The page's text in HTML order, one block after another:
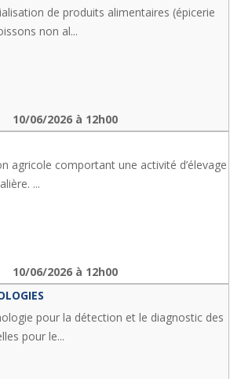
de produits alimentaires (épicerie
non al...
10/06/2026 à 12h00
agricole comportant une activité d’élevage
...
10/06/2026 à 12h00
pour la détection et le diagnostic des
pour le...